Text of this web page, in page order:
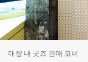
매장 내 굿즈 판매 코너